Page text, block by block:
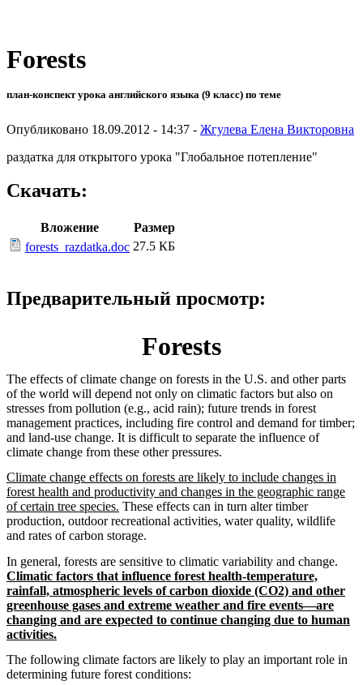
Forests
план-конспект урока английского языка (9 класс) по теме
Опубликовано 18.09.2012 - 14:37 - Жгулева Елена Викторовна
раздатка для открытого урока "Глобальное потепление"
Скачать:
Вложение
Размер
forests_razdatka.doc 27.5 КБ
Предварительный просмотр:
Forests
The effects of climate change on forests in the U.S. and other parts
of the world will depend not only on climatic factors but also on
stresses from pollution (e.g., acid rain); future trends in forest
management practices, including fire control and demand for timber;
and land-use change. It is difficult to separate the influence of
climate change from these other pressures.
Climate change effects on forests are likely to include changes in
forest health and productivity and changes in the geographic range
of certain tree species. These effects can in turn alter timber
production, outdoor recreational activities, water quality, wildlife
and rates of carbon storage.
In general, forests are sensitive to climatic variability and change.
Climatic factors that influence forest health-temperature,
rainfall, atmospheric levels of carbon dioxide (CO2) and other
greenhouse gases and extreme weather and fire events—are
changing and are expected to continue changing due to human
activities.
The following climate factors are likely to play an important role in
determining future forest conditions: